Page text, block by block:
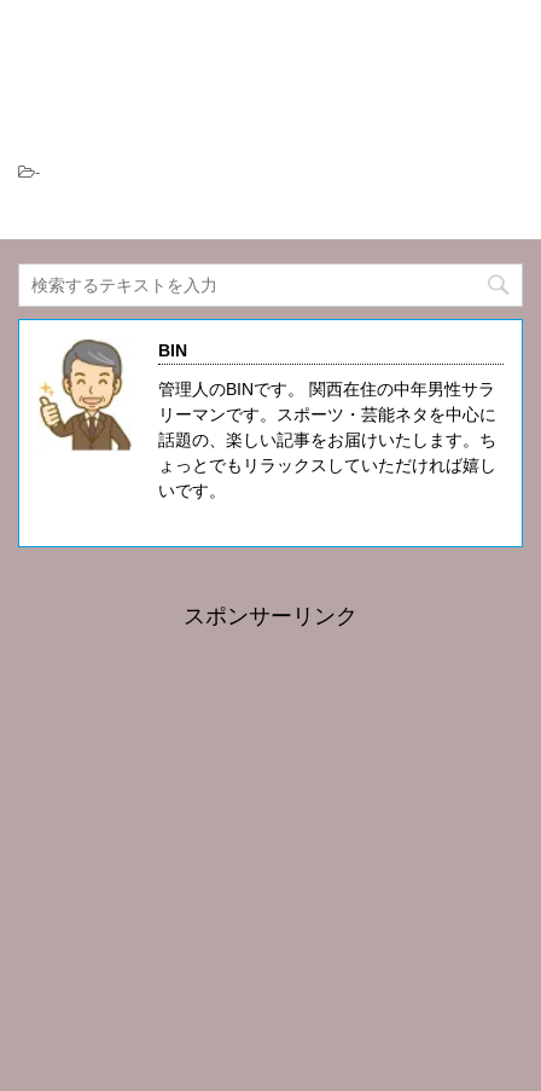
-
BIN
管理人のBINです。 関西在住の中年男性サラ
リーマンです。スポーツ・芸能ネタを中心に
話題の、楽しい記事をお届けいたします。ち
ょっとでもリラックスしていただければ嬉し
いです。
スポンサーリンク